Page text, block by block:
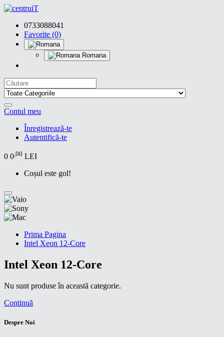
0733088041
Favorite (0)
Romana
Contul meu
Înregistrează-te
Autentifică-te
0 0,00 LEI
Coșul este gol!
Prima Pagina
Intel Xeon 12-Core
Intel Xeon 12-Core
Nu sunt produse în această categorie.
Continuă
Despre Noi